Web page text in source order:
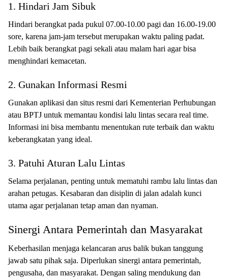
1. Hindari Jam Sibuk
Hindari berangkat pada pukul 07.00-10.00 pagi dan 16.00-19.00
sore, karena jam-jam tersebut merupakan waktu paling padat.
Lebih baik berangkat pagi sekali atau malam hari agar bisa
menghindari kemacetan.
2. Gunakan Informasi Resmi
Gunakan aplikasi dan situs resmi dari Kementerian Perhubungan
atau BPTJ untuk memantau kondisi lalu lintas secara real time.
Informasi ini bisa membantu menentukan rute terbaik dan waktu
keberangkatan yang ideal.
3. Patuhi Aturan Lalu Lintas
Selama perjalanan, penting untuk mematuhi rambu lalu lintas dan
arahan petugas. Kesabaran dan disiplin di jalan adalah kunci
utama agar perjalanan tetap aman dan nyaman.
Sinergi Antara Pemerintah dan Masyarakat
Keberhasilan menjaga kelancaran arus balik bukan tanggung
jawab satu pihak saja. Diperlukan sinergi antara pemerintah,
pengusaha, dan masyarakat. Dengan saling mendukung dan